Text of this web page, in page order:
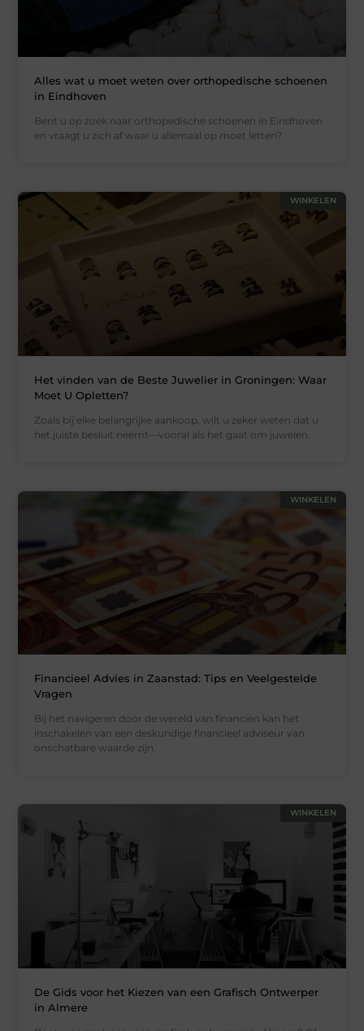
Alles wat u moet weten over orthopedische schoenen
in Eindhoven
Bent u op zoek naar orthopedische schoenen in Eindhoven
en vraagt u zich af waar u allemaal op moet letten?
WINKELEN
Het vinden van de Beste Juwelier in Groningen: Waar
Moet U Opletten?
Zoals bij elke belangrijke aankoop, wilt u zeker weten dat u
het juiste besluit neemt—vooral als het gaat om juwelen.
WINKELEN
Financieel Advies in Zaanstad: Tips en Veelgestelde
Vragen
Bij het navigeren door de wereld van financiën kan het
inschakelen van een deskundige financieel adviseur van
onschatbare waarde zijn.
WINKELEN
De Gids voor het Kiezen van een Grafisch Ontwerper
in Almere